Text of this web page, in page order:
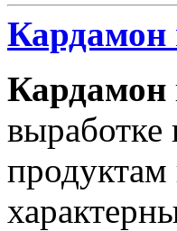
Кардамон
Кардамон
выработке